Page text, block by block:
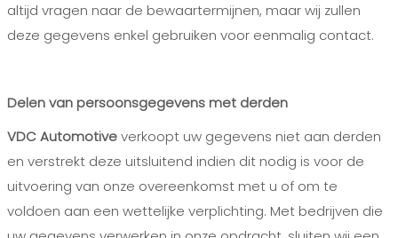
altijd vragen naar de bewaartermijnen, maar wij zullen
deze gegevens enkel gebruiken voor eenmalig contact.
Delen van persoonsgegevens met derden
VDC Automotiveverkoopt uw gegevens niet aan derden
en verstrekt deze uitsluitend indien dit nodig is voor de
uitvoering van onze overeenkomst met u of om te
voldoen aan een wettelijke verplichting. Met bedrijven die